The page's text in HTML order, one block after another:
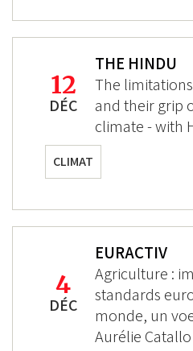
12
DÉC
THE HINDU
The limitations
and their grip
climate - with
CLIMAT
4
DÉC
EURACTIV
Agriculture :
standards
monde, un
Aurélie Catallo